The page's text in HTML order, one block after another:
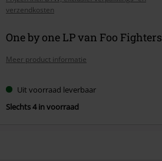
verzendkosten
One by one LP van Foo Fighters
Meer product informatie
Uit voorraad leverbaar
Slechts 4 in voorraad